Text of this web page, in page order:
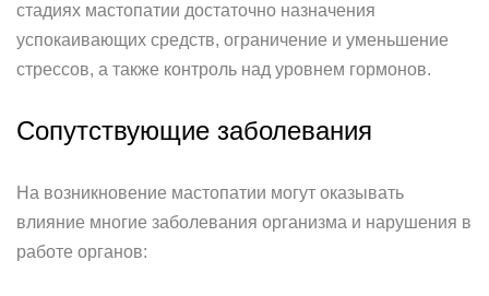
стадиях мастопатии достаточно назначения
успокаивающих средств, ограничение и уменьшение
стрессов, а также контроль над уровнем гормонов.
Сопутствующие заболевания
На возникновение мастопатии могут оказывать
влияние многие заболевания организма и нарушения в
работе органов: